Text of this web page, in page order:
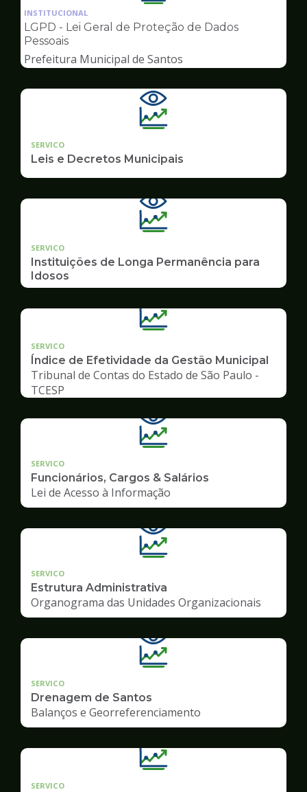
da
pagina
Transparência
INSTITUCIONAL
LGPD - Lei Geral de Proteção de Dados
Pessoais
Prefeitura Municipal de Santos
SERVICO
Leis e Decretos Municipais
SERVICO
Instituições de Longa Permanência para
Idosos
SERVICO
Índice de Efetividade da Gestão Municipal
Tribunal de Contas do Estado de São Paulo -
TCESP
SERVICO
Funcionários, Cargos & Salários
Lei de Acesso à Informação
SERVICO
Estrutura Administrativa
Organograma das Unidades Organizacionais
SERVICO
Drenagem de Santos
Balanços e Georreferenciamento
SERVICO